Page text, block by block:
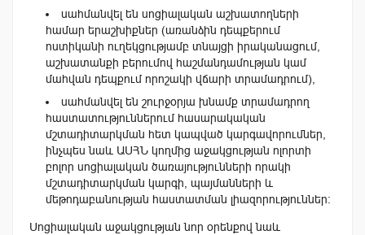
սահմանվել են սոցիալական աշխատողների
համար երաշխիքներ (առանձին դեպքերում
ոստիկանի ուղեկցությամբ տնայցի իրականացում,
աշխատանքի բերումով հաշմանդամության կամ
մահվան դեպքում որոշակի վճարի տրամադրում),
սահմանվել են շուրջօրյա խնամք տրամադրող
հաստատություններում հասարակական
մշտադիտարկման հետ կապված կարգավորումներ,
ինչպես նաև ԱՍՀՆ կողմից աջակցության ոլորտի
բոլոր սոցիալական ծառայությունների որակի
մշտադիտարկման կարգի, պայմանների և
մեթոդաբանության հաստատման լիազորություններ։
Սոցիալական աջակցության նոր օրենքով նաև